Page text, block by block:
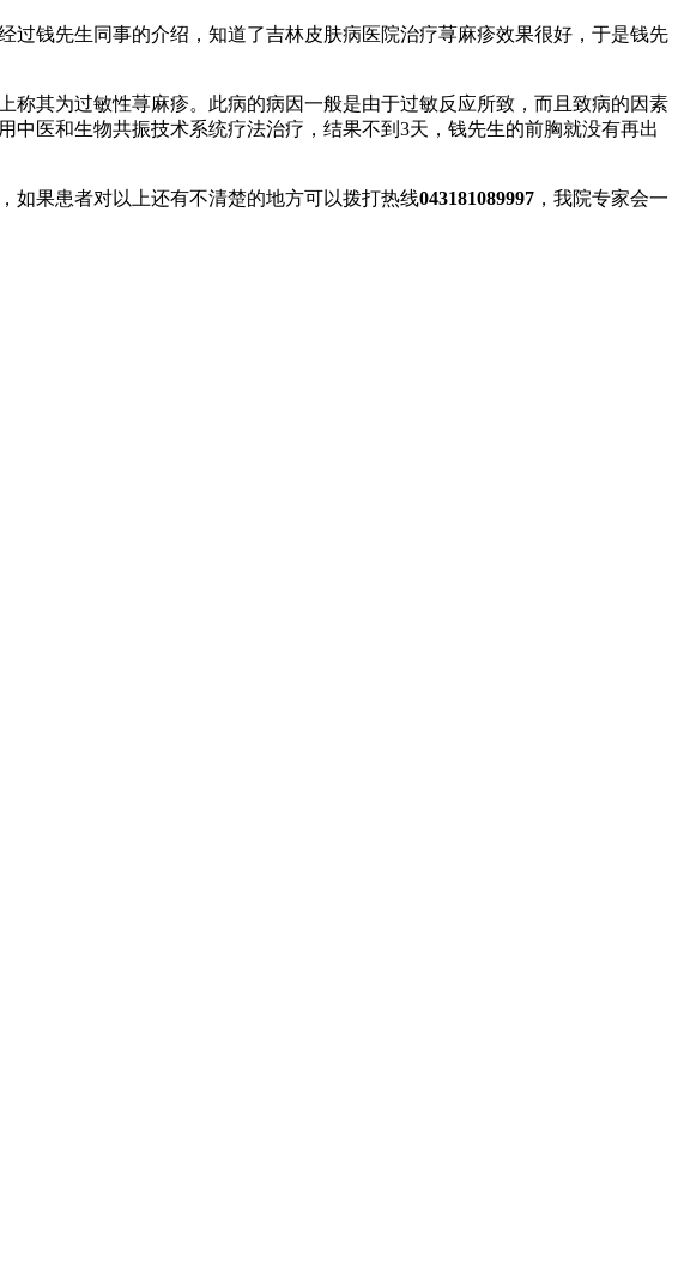
钱先生同事的介绍，知道了吉林皮肤病医院治疗荨麻疹效果很好，于是钱先
其为过敏性荨麻疹。此病的病因一般是由于过敏反应所致，而且致病的因素
医和生物共振技术系统疗法治疗，结果不到3天，钱先生的前胸就没有再出
如果患者对以上还有不清楚的地方可以拨打热线043181089997 ，我院专家会一